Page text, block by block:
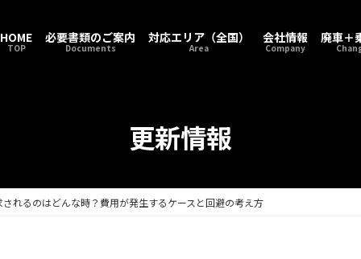
HOME
TOP
必要書類のご案内
Documents
対応エリア（全国）
Area
会社情報
Company
廃車＋
更新情報
れるのはどんな時？費用が発生するケースと回避の考え方